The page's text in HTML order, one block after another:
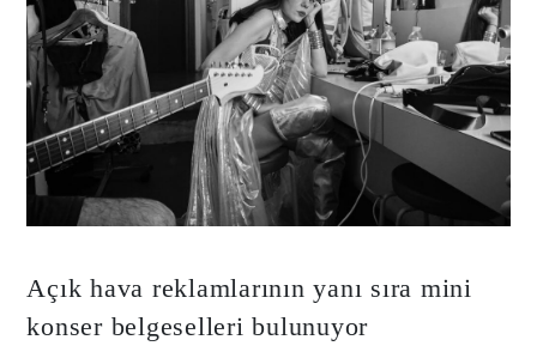
Açık hava reklamlarının yanı sıra mini
konser belgeselleri bulunuyor